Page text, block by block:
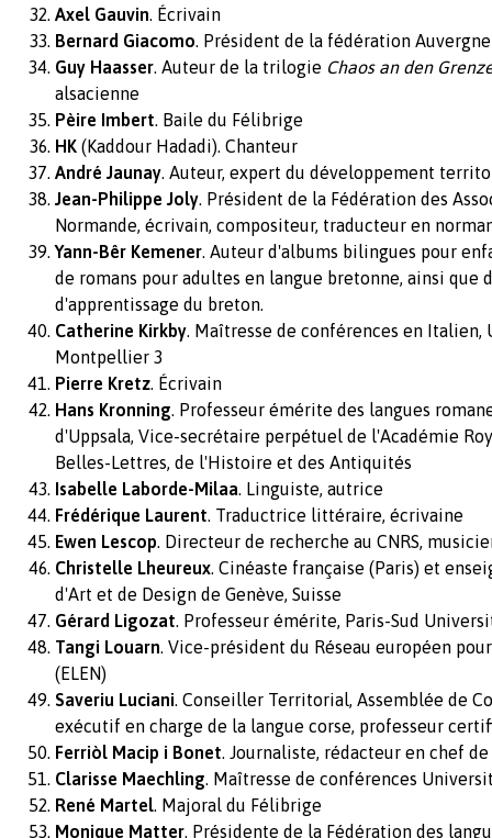
Axel Gauvin. Écrivain
Bernard Giacomo. Président de la fédération
Guy Haasser. Auteur de la trilogie Chaos an den
alsacienne
Pèire Imbert. Baile du Félibrige
HK (Kaddour Hadadi). Chanteur
André Jaunay. Auteur, expert du développement
Jean-Philippe Joly. Président de la Fédération des
Normande, écrivain, compositeur, traducteur en
Yann-Bêr Kemener. Auteur d'albums bilingues pour
de romans pour adultes en langue bretonne, ainsi que
d'apprentissage du breton.
Catherine Kirkby. Maîtresse de conférences en Italien,
Montpellier 3
Pierre Kretz. Écrivain
Hans Kronning. Professeur émérite des langues
d'Uppsala, Vice-secrétaire perpétuel de l'Académie
Belles-Lettres, de l'Histoire et des Antiquités
Isabelle Laborde-Milaa. Linguiste, autrice
Frédérique Laurent. Traductrice littéraire, écrivaine
Ewen Lescop. Directeur de recherche au CNRS,
Christelle Lheureux. Cinéaste française (Paris) et
d'Art et de Design de Genève, Suisse
Gérard Ligozat. Professeur émérite, Paris-Sud
Tangi Louarn. Vice-président du Réseau européen
(ELEN)
Saveriu Luciani. Conseiller Territorial, Assemblée de
exécutif en charge de la langue corse, professeur
Ferriòl Macip i Bonet. Journaliste, rédacteur en chef de
Clarisse Maechling. Maîtresse de conférences
René Martel. Majoral du Félibrige
Monique Matter. Présidente de la Fédération des